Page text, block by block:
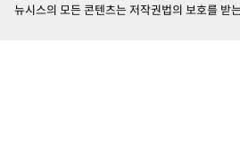
뉴시스의 모든 콘텐츠는 저작권법의 보호를